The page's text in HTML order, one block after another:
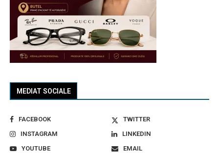
MEDIAT SOCIALE
FACEBOOK
TWITTER
INSTAGRAM
LINKEDIN
YOUTUBE
EMAIL